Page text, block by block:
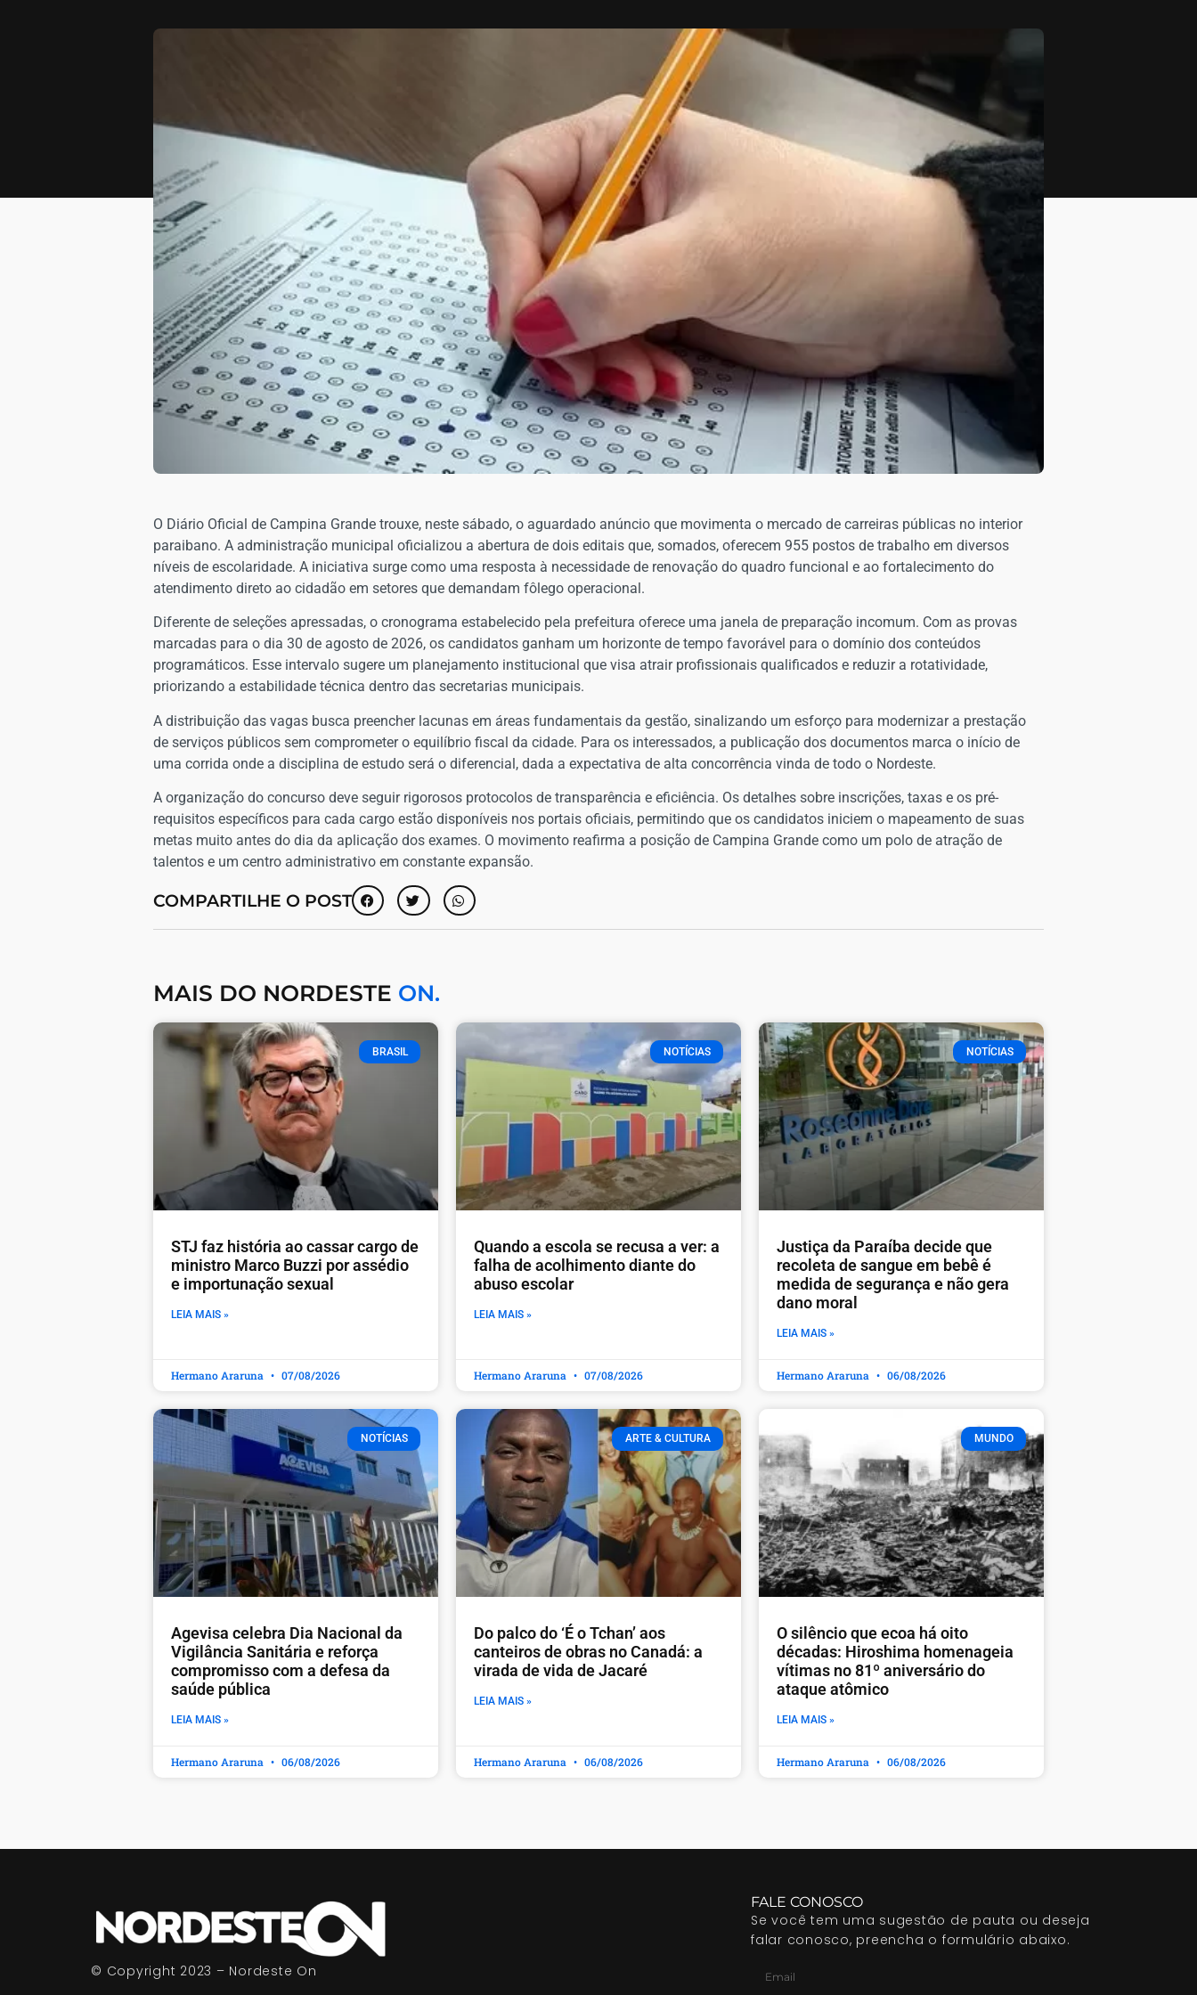
​O Diário Oficial de Campina Grande trouxe, neste sábado, o aguardado anúncio que movimenta o mercado de carreiras públicas no interior
paraibano. A administração municipal oficializou a abertura de dois editais que, somados, oferecem 955 postos de trabalho em diversos
níveis de escolaridade. A iniciativa surge como uma resposta à necessidade de renovação do quadro funcional e ao fortalecimento do
atendimento direto ao cidadão em setores que demandam fôlego operacional.
​Diferente de seleções apressadas, o cronograma estabelecido pela prefeitura oferece uma janela de preparação incomum. Com as provas
marcadas para o dia 30 de agosto de 2026, os candidatos ganham um horizonte de tempo favorável para o domínio dos conteúdos
programáticos. Esse intervalo sugere um planejamento institucional que visa atrair profissionais qualificados e reduzir a rotatividade,
priorizando a estabilidade técnica dentro das secretarias municipais.
​A distribuição das vagas busca preencher lacunas em áreas fundamentais da gestão, sinalizando um esforço para modernizar a prestação
de serviços públicos sem comprometer o equilíbrio fiscal da cidade. Para os interessados, a publicação dos documentos marca o início de
uma corrida onde a disciplina de estudo será o diferencial, dada a expectativa de alta concorrência vinda de todo o Nordeste.
​A organização do concurso deve seguir rigorosos protocolos de transparência e eficiência. Os detalhes sobre inscrições, taxas e os pré-
requisitos específicos para cada cargo estão disponíveis nos portais oficiais, permitindo que os candidatos iniciem o mapeamento de suas
metas muito antes do dia da aplicação dos exames. O movimento reafirma a posição de Campina Grande como um polo de atração de
talentos e um centro administrativo em constante expansão.
COMPARTILHE O POST
MAIS DO NORDESTE ON.
BRASIL
STJ faz história ao cassar cargo de
ministro Marco Buzzi por assédio
e importunação sexual
LEIA MAIS »
Hermano Araruna 07/08/2026
NOTÍCIAS
Quando a escola se recusa a ver: a
falha de acolhimento diante do
abuso escolar
LEIA MAIS »
Hermano Araruna 07/08/2026
NOTÍCIAS
Justiça da Paraíba decide que
recoleta de sangue em bebê é
medida de segurança e não gera
dano moral
LEIA MAIS »
Hermano Araruna 06/08/2026
NOTÍCIAS
Agevisa celebra Dia Nacional da
Vigilância Sanitária e reforça
compromisso com a defesa da
saúde pública
LEIA MAIS »
Hermano Araruna 06/08/2026
ARTE & CULTURA
Do palco do ‘É o Tchan’ aos
canteiros de obras no Canadá: a
virada de vida de Jacaré
LEIA MAIS »
Hermano Araruna 06/08/2026
MUNDO
O silêncio que ecoa há oito
décadas: Hiroshima homenageia
vítimas no 81º aniversário do
ataque atômico
LEIA MAIS »
Hermano Araruna 06/08/2026
© Copyright 2023 – Nordeste On
FALE CONOSCO
Se você tem uma sugestão de pauta ou deseja
falar conosco, preencha o formulário abaixo.